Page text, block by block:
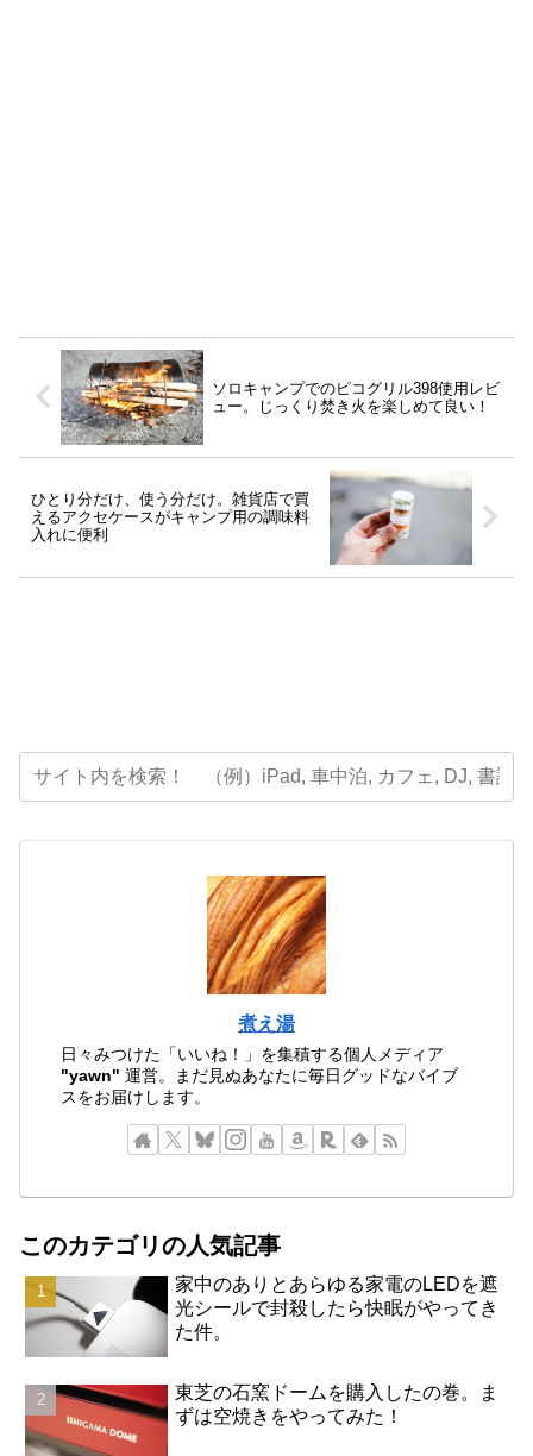
ソロキャンプでのピコグリル398使用レビ
ュー。じっくり焚き火を楽しめて良い！
ひとり分だけ、使う分だけ。雑貨店で買
えるアクセケースがキャンプ用の調味料
入れに便利
煮え湯
日々みつけた「いいね！」を集積する個人メディア
"yawn" 運営。まだ見ぬあなたに毎日グッドなバイブ
スをお届けします。
このカテゴリの人気記事
家中のありとあらゆる家電のLEDを遮
光シールで封殺したら快眠がやってき
た件。
東芝の石窯ドームを購入したの巻。ま
ずは空焼きをやってみた！